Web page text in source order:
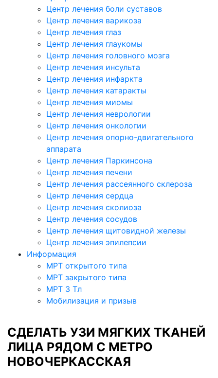
Центр лечения боли суставов
Центр лечения варикоза
Центр лечения глаз
Центр лечения глаукомы
Центр лечения головного мозга
Центр лечения инсульта
Центр лечения инфаркта
Центр лечения катаракты
Центр лечения миомы
Центр лечения неврологии
Центр лечения онкологии
Центр лечения опорно-двигательного
аппарата
Центр лечения Паркинсона
Центр лечения печени
Центр лечения рассеянного склероза
Центр лечения сердца
Центр лечения сколиоза
Центр лечения сосудов
Центр лечения щитовидной железы
Центр лечения эпилепсии
Информация
МРТ открытого типа
МРТ закрытого типа
МРТ 3 Тл
Мобилизация и призыв
СДЕЛАТЬ УЗИ МЯГКИХ ТКАНЕЙ
ЛИЦА РЯДОМ С МЕТРО
НОВОЧЕРКАССКАЯ